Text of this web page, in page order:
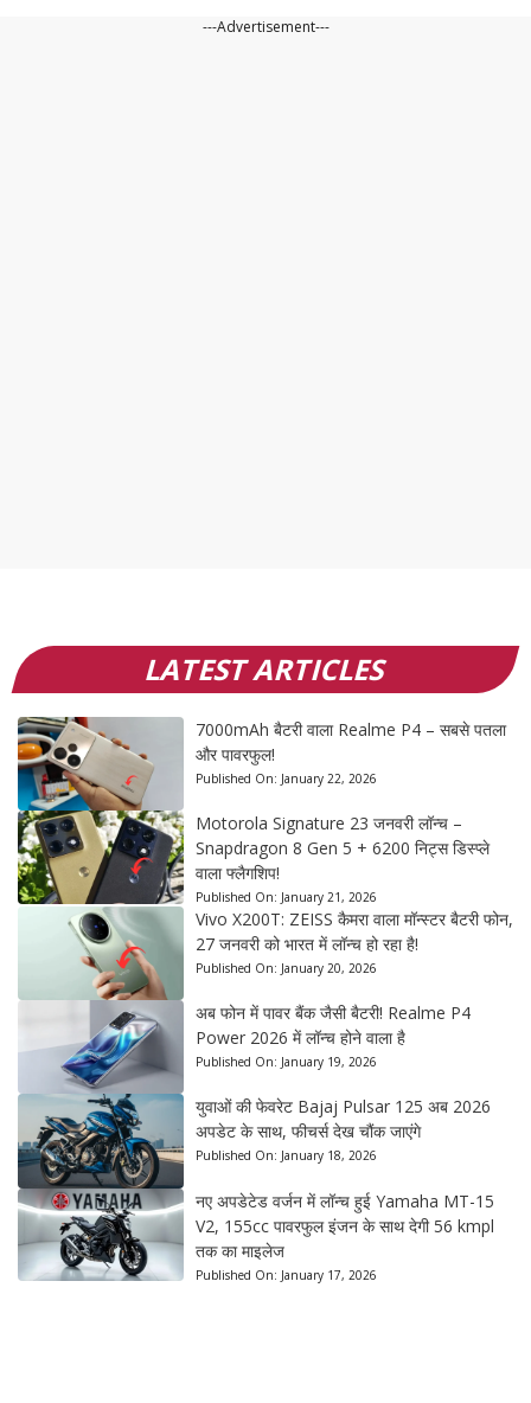
---Advertisement---
LATEST ARTICLES
7000mAh बैटरी वाला Realme P4 – सबसे पतला
और पावरफुल!
Published On: January 22, 2026
Motorola Signature 23 जनवरी लॉन्च –
Snapdragon 8 Gen 5 + 6200 निट्स डिस्प्ले
वाला फ्लैगशिप!
Published On: January 21, 2026
Vivo X200T: ZEISS कैमरा वाला मॉन्स्टर बैटरी फोन,
27 जनवरी को भारत में लॉन्च हो रहा है!
Published On: January 20, 2026
अब फोन में पावर बैंक जैसी बैटरी! Realme P4
Power 2026 में लॉन्च होने वाला है
Published On: January 19, 2026
युवाओं की फेवरेट Bajaj Pulsar 125 अब 2026
अपडेट के साथ, फीचर्स देख चौंक जाएंगे
Published On: January 18, 2026
नए अपडेटेड वर्जन में लॉन्च हुई Yamaha MT-15
V2, 155cc पावरफुल इंजन के साथ देगी 56 kmpl
तक का माइलेज
Published On: January 17, 2026